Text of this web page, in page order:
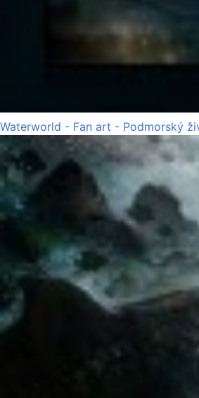
Waterworld - Fan art - Podmorský